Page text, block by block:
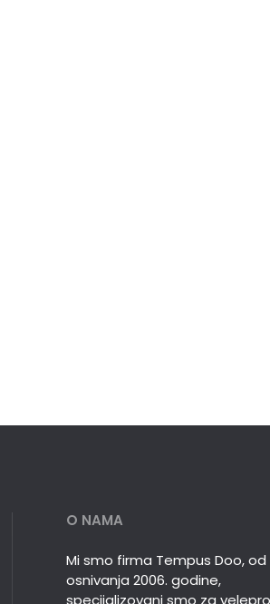
O NAMA
Mi smo firma Tempus Doo, od
osnivanja 2006. godine,